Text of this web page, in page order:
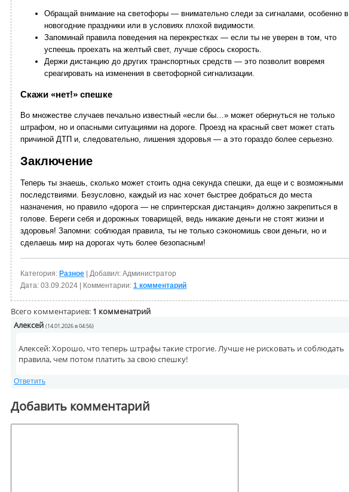
Обращай внимание на светофоры — внимательно следи за сигналами, особенно в
новогодние праздники или в условиях плохой видимости.
Запоминай правила поведения на перекрестках — если ты не уверен в том, что
успеешь проехать на желтый свет, лучше сбрось скорость.
Держи дистанцию до других транспортных средств — это позволит вовремя
среагировать на изменения в светофорной сигнализации.
Скажи «нет!» спешке
Во множестве случаев печально известный «если бы…» может обернуться не только
штрафом, но и опасными ситуациями на дороге. Проезд на красный свет может стать
причиной ДТП и, следовательно, лишения здоровья — а это гораздо более серьезно.
Заключение
Теперь ты знаешь, сколько может стоить одна секунда спешки, да еще и с возможными
последствиями. Безусловно, каждый из нас хочет быстрее добраться до места
назначения, но правило «дорога — не спринтерская дистанция» должно закрепиться в
голове. Береги себя и дорожных товарищей, ведь никакие деньги не стоят жизни и
здоровья! Запомни: соблюдая правила, ты не только сэкономишь свои деньги, но и
сделаешь мир на дорогах чуть более безопасным!
Категория: Разное | Добавил: Администратор
Дата: 03.09.2024 | Комментарии: 1 комментарий
Всего комментариев: 1 комменатрий
Алексей (14.01.2026 в 04:56)
Алексей: Хорошо, что теперь штрафы такие строгие. Лучше не рисковать и соблюдать
правила, чем потом платить за свою спешку!
Ответить
Добавить комментарий